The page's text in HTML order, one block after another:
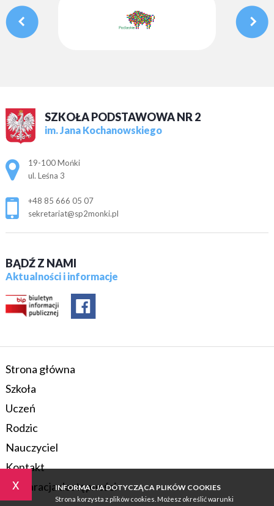
x INFORMACJA DOTYCZĄCA PLIKÓW COOKIES
Strona korzysta z plików cookies. Możesz określić warunki
SZKOŁA PODSTAWOWA NR 2
im. Jana Kochanowskiego
Adres pocztowy:
19-100 Mońki
ul. Leśna 3
+48 85 666 05 07
sekretariat@sp2monki.pl
BĄDŹ Z NAMI
Aktualności i informacje
Strona główna
Szkoła
Uczeń
Rodzic
Nauczyciel
Kontakt
Deklaracja dostępności